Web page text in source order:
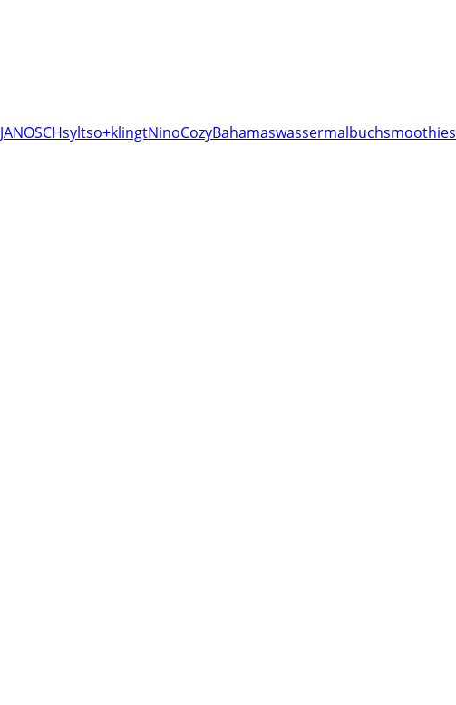
JANOSCHsyltso+klingtNinoCozyBahamaswassermalbuchsmoothies